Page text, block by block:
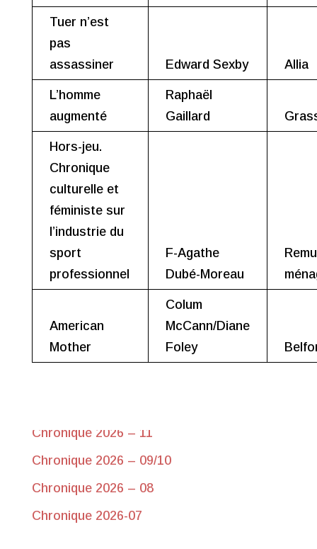
Tuer n’est
pas
assassiner
Edward Sexby Allia
L’homme
augmenté
Raphaël
Gaillard
Hors-jeu.
Chronique
culturelle et
féministe sur
l’industrie du
sport
professionnel
F-Agathe
Dubé-Moreau
American
Mother
Colum
McCann/Diane
Foley
Chronique 2026 – 11
Chronique 2026 – 09/10
Chronique 2026 – 08
Chronique 2026-07